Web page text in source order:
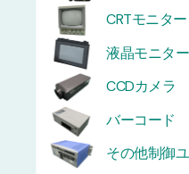
CRTモニター
液晶モニター
CCDカメラ
バーコード
その他制御